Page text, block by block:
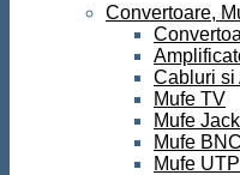
Convertoare,
Cabluri si
Mufe TV
Mufe
Mufe BNC
Mufe UTP